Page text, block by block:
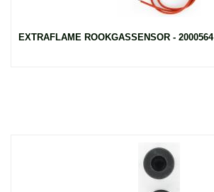
EXTRAFLAME ROOKGASSENSOR - 2000564